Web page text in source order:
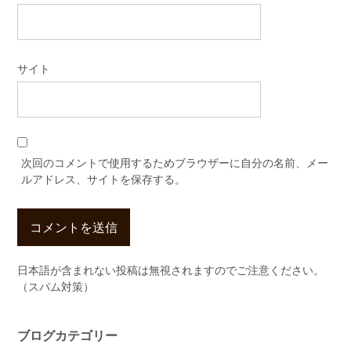
サイト
次回のコメントで使用するためブラウザーに自分の名前、メー
ルアドレス、サイトを保存する。
日本語が含まれない投稿は無視されますのでご注意ください。
（スパム対策）
ブログカテゴリー